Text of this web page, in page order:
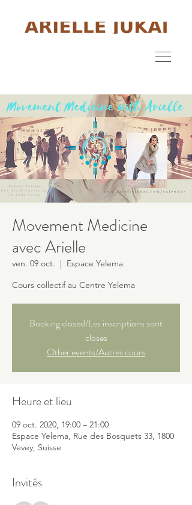
Movement Medicine
avec Arielle
ven. 09 oct.
  |
Espace Yelema
Cours collectif au Centre Yelema
Booking closed/Les inscriptions sont
closes
Other events/Autres cours
Heure et lieu
09 oct. 2020, 19:00 – 21:00
Espace Yelema, Rue des Bosquets 33, 1800
Vevey, Suisse
Invités